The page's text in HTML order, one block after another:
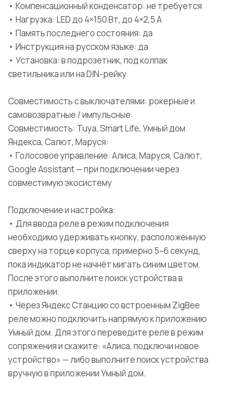
• Компенсационный конденсатор: не требуется
• Нагрузка: LED до 4×150 Вт, до 4×2,5 А
• Память последнего состояния: да
• Инструкция на русском языке: да
• Установка: в подрозетник, под колпак
светильника или на DIN-рейку
Совместимость с выключателями: рокерные и
самовозвратные / импульсные:
Совместимость: Tuya, Smart Life, Умный дом
Яндекса, Салют, Маруся:
• Голосовое управление: Алиса, Маруся, Салют,
Google Assistant — при подключении через
совместимую экосистему
Подключение и настройка:
• Для ввода реле в режим подключения
необходимо удерживать кнопку, расположенную
сверху на торце корпуса, примерно 5–6 секунд,
пока индикатор не начнёт мигать синим цветом.
После этого выполните поиск устройства в
приложении.
• Через Яндекс Станцию со встроенным ZigBee
реле можно подключить напрямую к приложению
Умный дом. Для этого переведите реле в режим
сопряжения и скажите: «Алиса, подключи новое
устройство» — либо выполните поиск устройства
вручную в приложении Умный дом.